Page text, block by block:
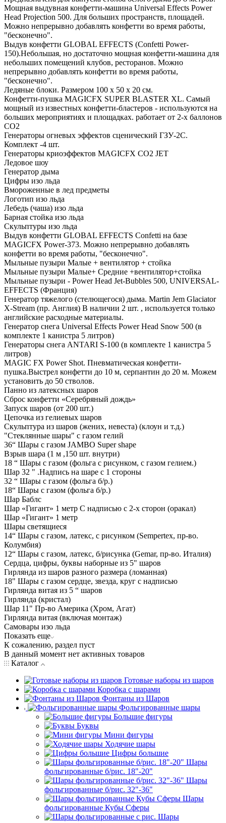
Мощная выдувная конфетти-машина Universal Effects Power
Head Projection 500. Для больших пространств, площадей.
Можно непрерывно добавлять конфетти во время работы,
"бесконечно".
Выдув конфетти GLOBAL EFFECTS (Confetti Power-
150).Небольшая, но достаточно мощная конфетти-машина для
небольших помещений клубов, ресторанов. Можно
непрерывно добавлять конфетти во время работы,
"бесконечно".
Ледяные блоки. Размером 100 х 50 х 20 см.
Конфетти-пушка MAGICFX SUPER BLASTER XL. Самый
мощный из известных конфетти-бластеров - используются на
больших мероприятиях и площадках. работает от 2-х баллонов
СО2
Генераторы огневых эффектов сценический ГЗУ-2С.
Комплект -4 шт.
Генераторы криоэффектов MAGICFX CO2 JET
Ледовое шоу
Генератор дыма
Цифры изо льда
Вмороженные в лед предметы
Логотип изо льда
Лебедь (чаша) изо льда
Барная стойка изо льда
Скульптуры изо льда
Выдув конфетти GLOBAL EFFECTS Confetti на базе
MAGICFX Power-373. Можно непрерывно добавлять
конфетти во время работы, "бесконечно".
Мыльные пузыри Малые + вентилятор + стойка
Мыльные пузыри Малые+ Средние +вентилятор+стойка
Мыльные пузыри - Power Head Jet-Bubbles 500, UNIVERSAL-
EFFECTS (Франция)
Генератор тяжелого (стелющегося) дыма. Martin Jem Glaciator
X-Stream (пр. Англия) В наличии 2 шт. , используется только
английские расходные материалы.
Генератор снега Universal Effects Power Head Snow 500 (в
комплекте 1 канистра 5 литров)
Генераторы снега ANTARI S-100 (в комплекте 1 канистра 5
литров)
MAGIC FX Power Shot. Пневматическая конфетти-
пушка.Выстрел конфетти до 10 м, серпантин до 20 м. Можем
установить до 50 стволов.
Панно из латексных шаров
Сброс конфетти «Серебряный дождь»
Запуск шаров (от 200 шт.)
Цепочка из гелиевых шаров
Скульптура из шаров (жених, невеста) (клоун и т.д.)
"Стеклянные шары" с газом гелий
36“ Шары с газом JAMBO Super shape
Взрыв шара (1 м ,150 шт. внутри)
18 “ Шары с газом (фольга с рисунком, с газом гелием.)
Шар 32 " .Надпись на шаре с 1 стороны
32 “ Шары с газом (фольга б/р.)
18“ Шары с газом (фольга б/р.)
Шар Баблс
Шар «Гигант» 1 метр С надписью с 2-х сторон (оракал)
Шар «Гигант» 1 метр
Шары светящиеся
14“ Шары с газом, латекс, с рисунком (Sempertex, пр-во.
Колумбия)
12“ Шары с газом, латекс, б/рисунка (Gemar, пр-во. Италия)
Сердца, цифры, буквы наборные из 5" шаров
Гирлянда из шаров разного размера (ломанная)
18" Шары с газом сердце, звезда, круг с надписью
Гирлянда витая из 5 “ шаров
Гирлянда (кристал)
Шар 11" Пр-во Америка (Хром, Агат)
Гирлянда витая (включая монтаж)
Самовары изо льда
Показать еще
К сожалению, раздел пуст
В данный момент нет активных товаров
Каталог
Готовые наборы из шаров
Коробка с шарами
Фонтаны из Шаров
Фольгированные шары
Большие фигуры
Буквы
Мини фигуры
Ходячие шары
Цифры большие
Шары
фольгированные б/рис. 18"-20"
Шары
фольгированные б/рис. 32"-36"
Шары
фольгированные Кубы Сферы
Шары